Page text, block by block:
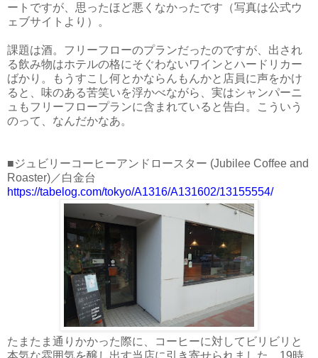
ートですが、思ったほど悪くなかったです（写真は公式ウ
ェブサイトより）。
課題は酒。フリーフローのプランだったのですが、出され
る飲み物はホテルの格にそぐわないワインとハードリカー
ばかり。もうすこし何とかならんもんかと店員に声をかけ
ると、味のある苦笑いを浮かべながら、実はシャンパーニ
ュもフリーフロープランに含まれていると告白。こういう
のって、なんだかなあ。
■ジュビリーコーヒーアンドロースター (Jubilee Coffee and
Roaster)／白金台
https://tabelog.com/tokyo/A1316/A131602/13155554/
たまたま通りかかった際に、コーヒーに対してビリビリと
本気な雰囲気を醸し出す当店に引き寄せられました。19時